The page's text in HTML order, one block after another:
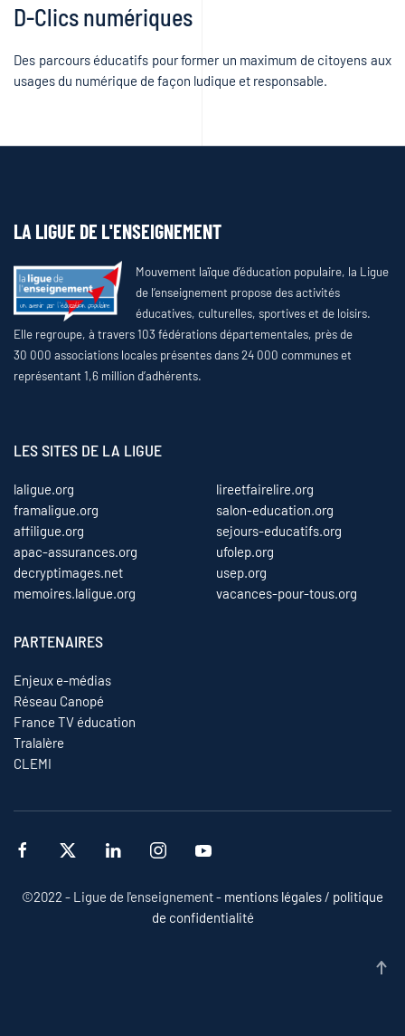
D-Clics numériques
Des parcours éducatifs pour former un maximum de citoyens aux
usages du numérique de façon ludique et responsable.
LA LIGUE DE L'ENSEIGNEMENT
Mouvement laïque d’éducation populaire, la Ligue
de l’enseignement propose des activités
éducatives, culturelles, sportives et de loisirs.
Elle regroupe, à travers 103 fédérations départementales, près de
30 000 associations locales présentes dans 24 000 communes et
représentant 1,6 million d’adhérents.
LES SITES DE LA LIGUE
laligue.org
framaligue.org
affiligue.org
apac-assurances.org
decryptimages.net
memoires.laligue.org
lireetfairelire.org
salon-education.org
sejours-educatifs.org
ufolep.org
usep.org
vacances-pour-tous.org
PARTENAIRES
Enjeux e-médias
Réseau Canopé
France TV éducation
Tralalère
CLEMI
©2022 - Ligue de l'enseignement - mentions légales / politique
de confidentialité